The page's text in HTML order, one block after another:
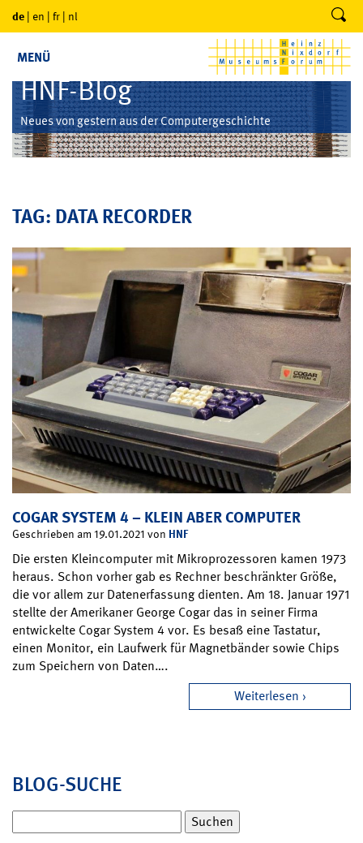
de | en | fr | nl
MENÜ
HNF-Blog
Neues von gestern aus der Computergeschichte
TAG: DATA RECORDER
COGAR SYSTEM 4 – KLEIN ABER COMPUTER
Geschrieben am 19.01.2021 von HNF
Die ersten Kleincomputer mit Mikroprozessoren kamen 1973
heraus. Schon vorher gab es Rechner beschränkter Größe,
die vor allem zur Datenerfassung dienten. Am 18. Januar 1971
stellte der Amerikaner George Cogar das in seiner Firma
entwickelte Cogar System 4 vor. Es besaß eine Tastatur,
einen Monitor, ein Laufwerk für Magnetbänder sowie Chips
zum Speichern von Daten….
Weiterlesen
BLOG-SUCHE
nach: